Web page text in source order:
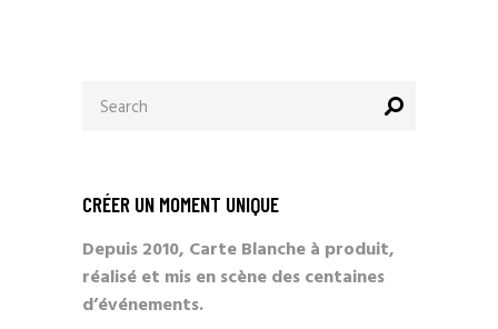
for:
CRÉER UN MOMENT UNIQUE
Depuis 2010, Carte Blanche à produit,
réalisé et mis en scène des centaines
d’événements.